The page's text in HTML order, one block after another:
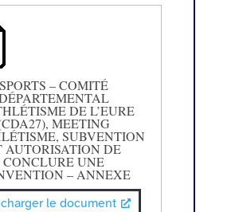
SPORTS – COMITÉ
DE L’EURE
MEETING
SUBVENTION
AUTORISATION DE
CONCLURE UNE
– ANNEXE
le document